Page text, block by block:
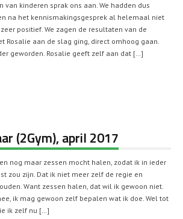
van kinderen sprak ons aan. We hadden dus
na het kennismakingsgesprek al helemaal niet
positief. We zagen de resultaten van de
Rosalie aan de slag ging, direct omhoog gaan.
geworden. Rosalie geeft zelf aan dat […]
(2Gym), april 2017
nog maar zessen mocht halen, zodat ik in ieder
zou zijn. Dat ik niet meer zelf de regie en
Want zessen halen, dat wil ik gewoon niet.
ik mag gewoon zelf bepalen wat ik doe. Wel tot
ik zelf nu […]